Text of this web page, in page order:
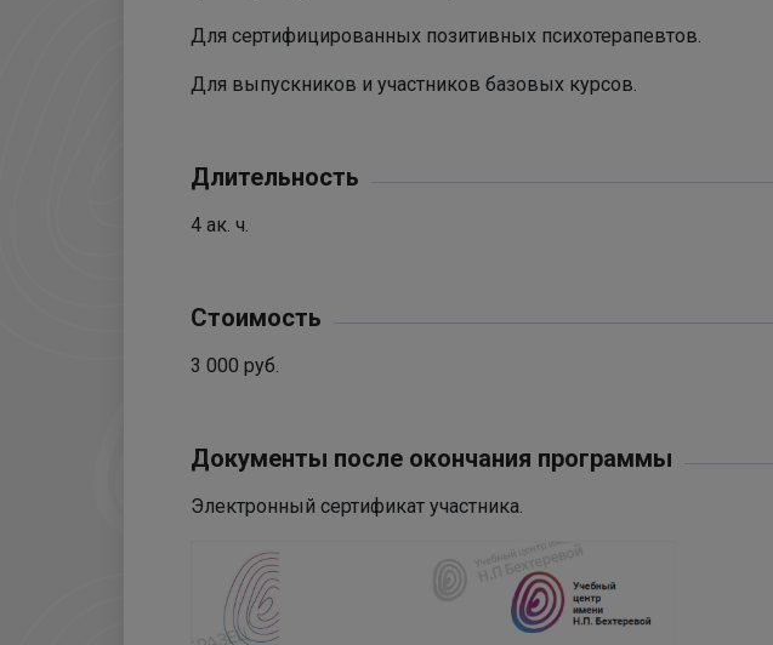
Для сертифицированных позитивных психотерапевтов.
Для выпускников и участников базовых курсов.
Длительность
4 ак. ч.
Стоимость
3 000 руб.
Документы после окончания программы
Электронный сертификат участника.